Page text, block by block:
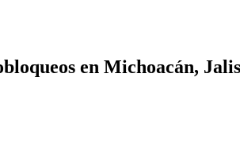
en Michoacán,